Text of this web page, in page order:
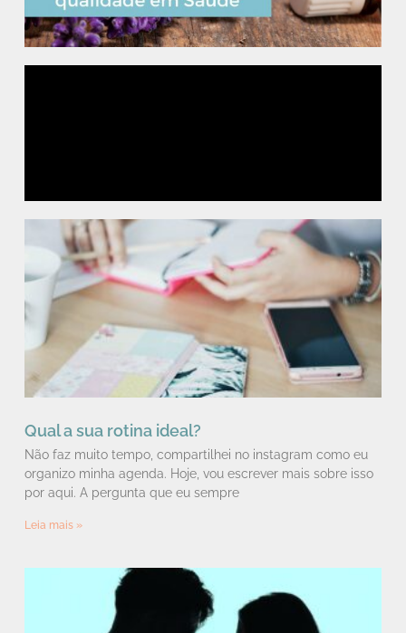
Qual a sua rotina ideal?
Não faz muito tempo, compartilhei no instagram como eu
organizo minha agenda. Hoje, vou escrever mais sobre isso
por aqui. A pergunta que eu sempre
Leia mais »